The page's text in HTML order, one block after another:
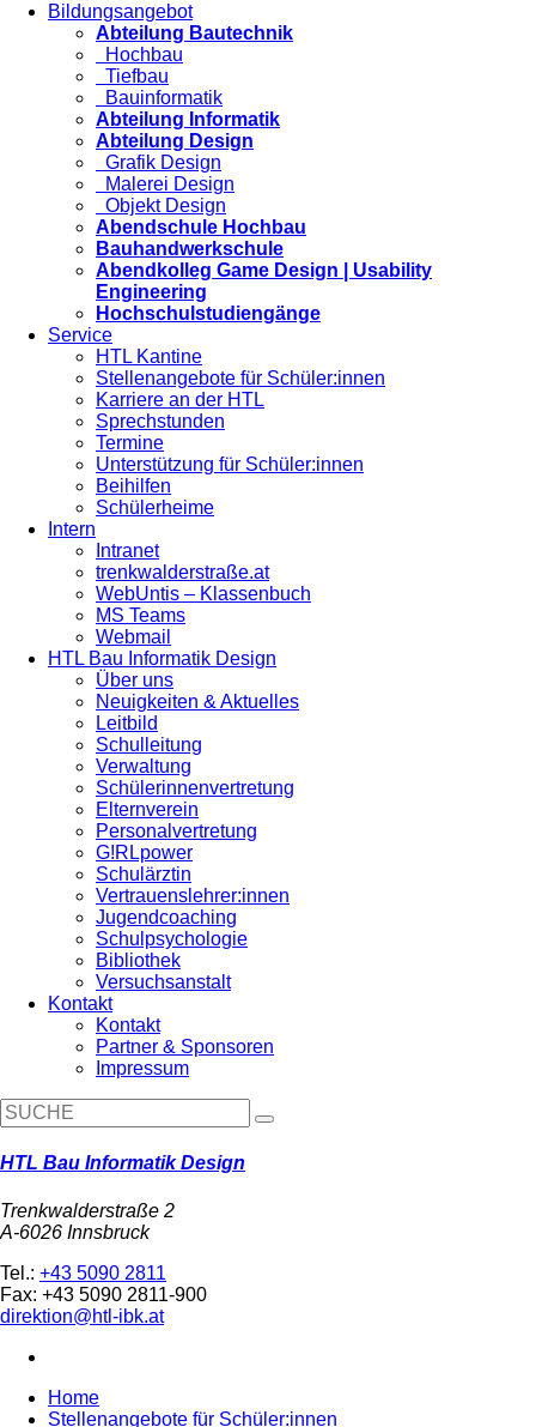
Bildungsangebot
Abteilung Bautechnik
Hochbau
Tiefbau
Bauinformatik
Abteilung Informatik
Abteilung Design
Grafik Design
Malerei Design
Objekt Design
Abendschule Hochbau
Bauhandwerkschule
Abendkolleg Game Design | Usability
Engineering
Hochschulstudiengänge
Service
HTL Kantine
Stellenangebote für Schüler:innen
Karriere an der HTL
Sprechstunden
Termine
Unterstützung für Schüler:innen
Beihilfen
Schülerheime
Intern
Intranet
trenkwalderstraße.at
WebUntis – Klassenbuch
MS Teams
Webmail
HTL Bau Informatik Design
Über uns
Neuigkeiten & Aktuelles
Leitbild
Schulleitung
Verwaltung
Schülerinnenvertretung
Elternverein
Personalvertretung
G!RLpower
Schulärztin
Vertrauenslehrer:innen
Jugendcoaching
Schulpsychologie
Bibliothek
Versuchsanstalt
Kontakt
Kontakt
Partner & Sponsoren
Impressum
HTL Bau Informatik Design
Trenkwalderstraße 2
A-6026 Innsbruck
Tel.: +43 5090 2811
Fax: +43 5090 2811-900
direktion@htl-ibk.at
Home
Stellenangebote für Schüler:innen